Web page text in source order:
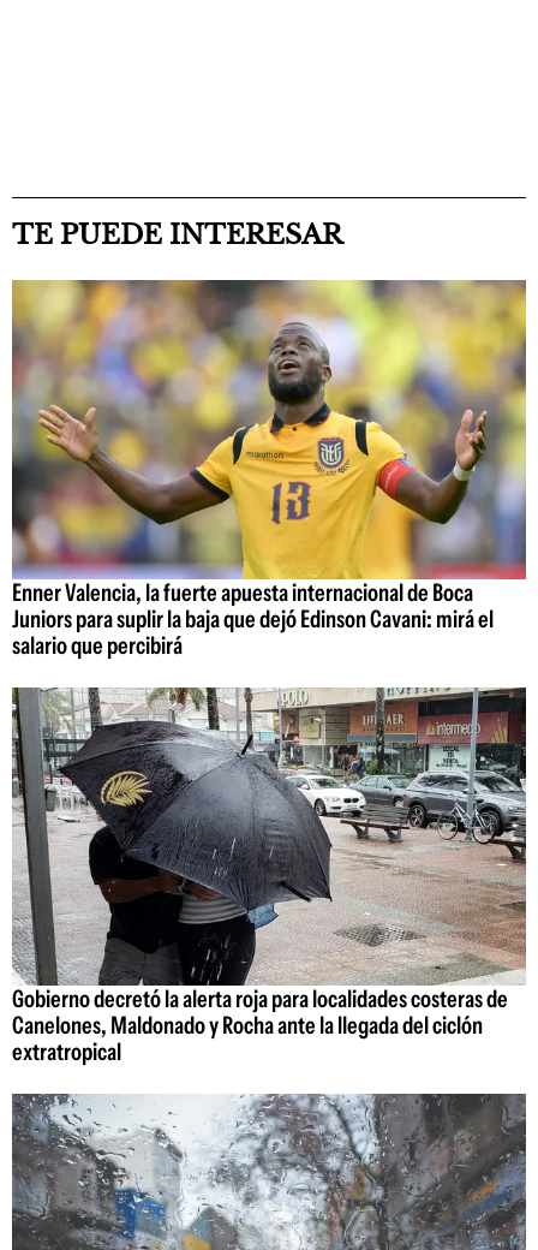
TE PUEDE INTERESAR
Enner Valencia, la fuerte apuesta internacional de Boca
Juniors para suplir la baja que dejó Edinson Cavani: mirá el
salario que percibirá
Gobierno decretó la alerta roja para localidades costeras de
Canelones, Maldonado y Rocha ante la llegada del ciclón
extratropical